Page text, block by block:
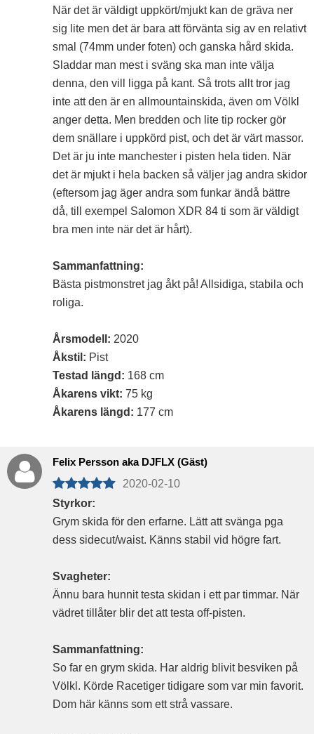
När det är väldigt uppkört/mjukt kan de gräva ner
sig lite men det är bara att förvänta sig av en relativt
smal (74mm under foten) och ganska hård skida.
Sladdar man mest i sväng ska man inte välja
denna, den vill ligga på kant. Så trots allt tror jag
inte att den är en allmountainskida, även om Völkl
anger detta. Men bredden och lite tip rocker gör
dem snällare i uppkörd pist, och det är värt massor.
Det är ju inte manchester i pisten hela tiden. När
det är mjukt i hela backen så väljer jag andra skidor
(eftersom jag äger andra som funkar ändå bättre
då, till exempel Salomon XDR 84 ti som är väldigt
bra men inte när det är hårt).
Sammanfattning:
Bästa pistmonstret jag åkt på! Allsidiga, stabila och
roliga.
Årsmodell: 2020
Åkstil: Pist
Testad längd: 168 cm
Åkarens vikt: 75 kg
Åkarens längd: 177 cm
Felix Persson aka DJFLX (Gäst)
2020-02-10
Styrkor:
Grym skida för den erfarne. Lätt att svänga pga
dess sidecut/waist. Känns stabil vid högre fart.
Svagheter:
Ännu bara hunnit testa skidan i ett par timmar. När
vädret tillåter blir det att testa off-pisten.
Sammanfattning:
So far en grym skida. Har aldrig blivit besviken på
Völkl. Körde Racetiger tidigare som var min favorit.
Dom här känns som ett strå vassare.